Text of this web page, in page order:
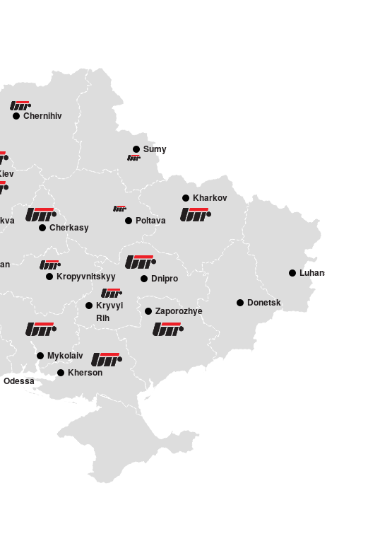
Mykolaiv
Kherson
Odessa
Zaporozhye
Donetsk
Luhansk
Kharkov
Dnipro
Kropyvnitskyy
Poltava
Cherkasy
Sumy
Chernihiv
Kryvyi
Rih